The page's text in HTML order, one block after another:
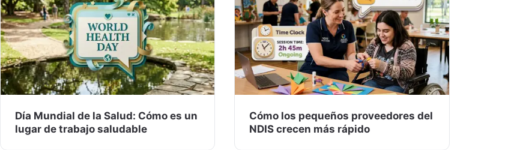
Día Mundial de la Salud: Cómo es un
lugar de trabajo saludable
Cómo los pequeños proveedores del
NDIS crecen más rápido